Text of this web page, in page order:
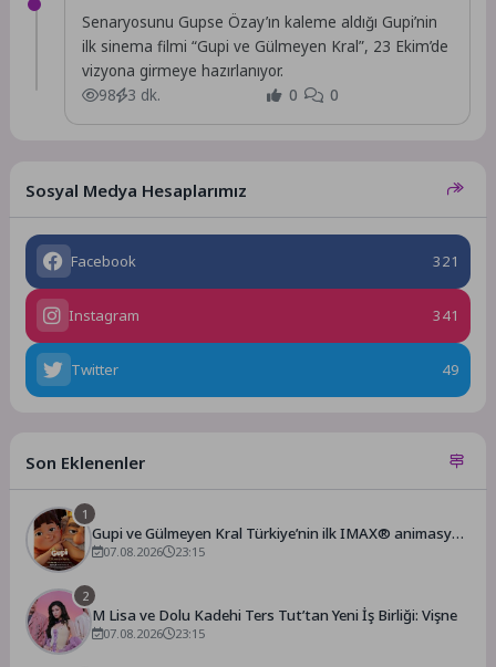
Senaryosunu Gupse Özay’ın kaleme aldığı Gupi’nin
ilk sinema filmi “Gupi ve Gülmeyen Kral”, 23 Ekim’de
vizyona girmeye hazırlanıyor.
98
3 dk. 0 0
Sosyal Medya Hesaplarımız
Facebook 321
Instagram 341
Twitter 49
Son Eklenenler
1
Gupi ve Gülmeyen Kral Türkiye’nin ilk IMAX® animasyon
filmi oluyor
07.08.2026 23:15
2
M Lisa ve Dolu Kadehi Ters Tut’tan Yeni İş Birliği: Vişne
07.08.2026 23:15